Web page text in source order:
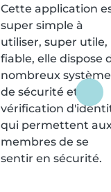
Cette application
super simple à
utiliser, super utile,
fiable, elle dispose
nombreux
de sécurité et de
vérification
qui permettent
membres de se
sentir en sécurité.